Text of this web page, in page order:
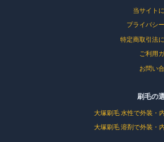
当サイト
プライバシ
特定商取引法
ご利用
お問い
刷毛の
大塚刷毛 水性で外装・
大塚刷毛 溶剤で外装・